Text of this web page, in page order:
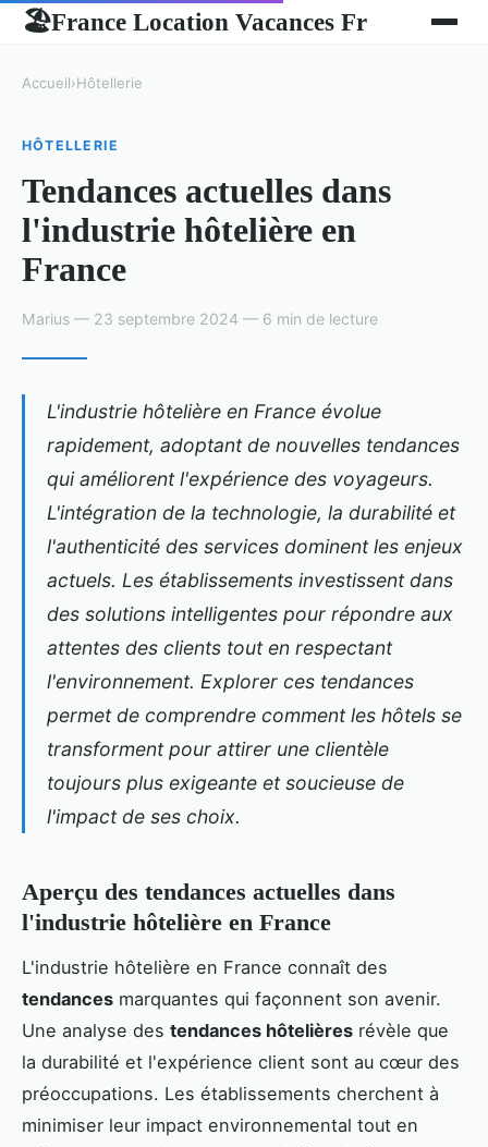
🏖France Location Vacances Fr
Accueil›Hôtellerie
HÔTELLERIE
Tendances actuelles dans
l'industrie hôtelière en
France
Marius — 23 septembre 2024 — 6 min de lecture
L'industrie hôtelière en France évolue
rapidement, adoptant de nouvelles tendances
qui améliorent l'expérience des voyageurs.
L'intégration de la technologie, la durabilité et
l'authenticité des services dominent les enjeux
actuels. Les établissements investissent dans
des solutions intelligentes pour répondre aux
attentes des clients tout en respectant
l'environnement. Explorer ces tendances
permet de comprendre comment les hôtels se
transforment pour attirer une clientèle
toujours plus exigeante et soucieuse de
l'impact de ses choix.
Aperçu des tendances actuelles dans
l'industrie hôtelière en France
L'industrie hôtelière en France connaît des
tendances marquantes qui façonnent son avenir.
Une analyse des tendances hôtelières révèle que
la durabilité et l'expérience client sont au cœur des
préoccupations. Les établissements cherchent à
minimiser leur impact environnemental tout en